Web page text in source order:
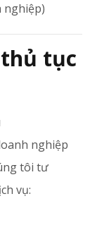
nghiệp)
tục
nghiệp
tôi tư
vụ: